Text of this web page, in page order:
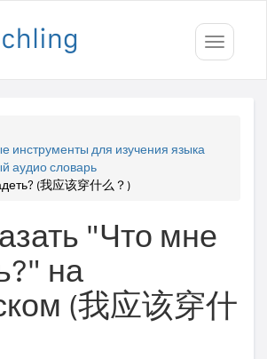
Toggle
инструменты для изучения языка
аудио словарь
(我应该穿什么？)
"Что мне
на
(我应该穿什